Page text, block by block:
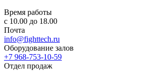
Время работы
с 10.00 до 18.00
Почта
info@fighttech.ru
Оборудование залов
+7 968-753-10-59
Отдел продаж